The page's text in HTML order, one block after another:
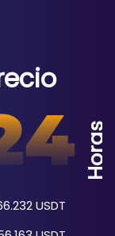
Horas
USDT